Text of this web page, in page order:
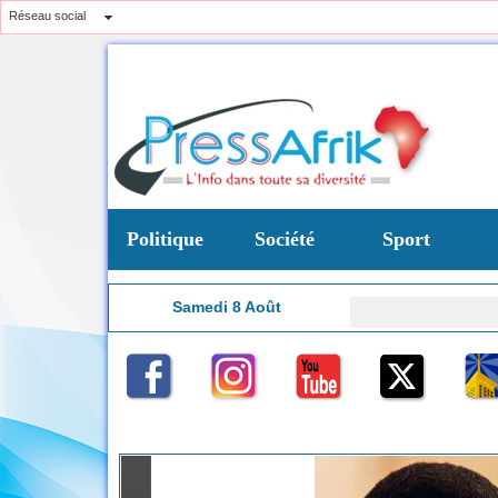
Réseau social
Politique Société Sport
Samedi 8 Août